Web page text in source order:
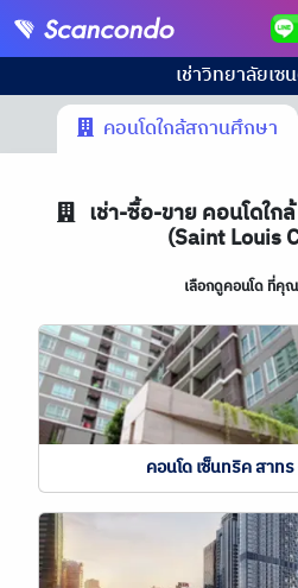
เช่าวิทยาลัยเซ
คอนโดใกล้สถานศึกษา
เช่า-ซื้อ-ขาย คอนโดใ
(Saint Louis
เลือกดูคอนโด ที่คุณ
คอนโด เซ็นทริค สาท